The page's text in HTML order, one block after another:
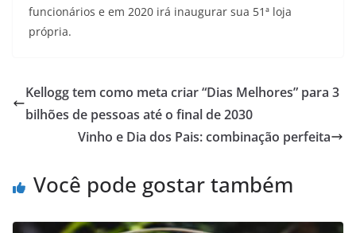
funcionários e em 2020 irá inaugurar sua 51ª loja
própria.
Kellogg tem como meta criar “Dias Melhores” para 3
bilhões de pessoas até o final de 2030
Vinho e Dia dos Pais: combinação perfeita
Você pode gostar também